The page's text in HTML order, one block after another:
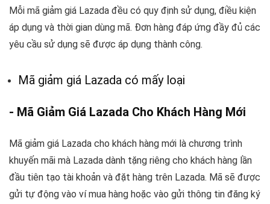
Mỗi mã giảm giá Lazada đều có quy định sử dụng, điều kiện
áp dụng và thời gian dùng mã. Đơn hàng đáp ứng đầy đủ các
yêu cầu sử dụng sẽ được áp dụng thành công.
Mã giảm giá Lazada có mấy loại
- Mã Giảm Giá Lazada Cho Khách Hàng Mới
Mã giảm giá Lazada cho khách hàng mới là chương trình
khuyến mãi mà Lazada dành tặng riêng cho khách hàng lần
đầu tiên tạo tài khoản và đặt hàng trên Lazada. Mã sẽ được
gửi tự động vào ví mua hàng hoặc vào gửi thông tin đăng ký